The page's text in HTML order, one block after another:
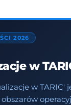
2026
w
w TARIC'